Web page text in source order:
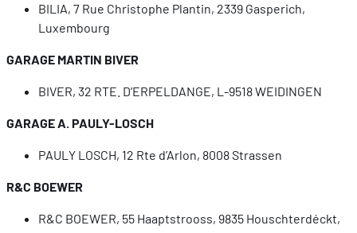
BILIA, 7 Rue Christophe Plantin, 2339 Gasperich,
Luxembourg
GARAGE MARTIN BIVER
BIVER, 32 RTE. D’ERPELDANGE, L-9518 WEIDINGEN
GARAGE A. PAULY-LOSCH
PAULY LOSCH, 12 Rte d’Arlon, 8008 Strassen
R&C BOEWER
R&C BOEWER, 55 Haaptstrooss, 9835 Houschterdéckt,